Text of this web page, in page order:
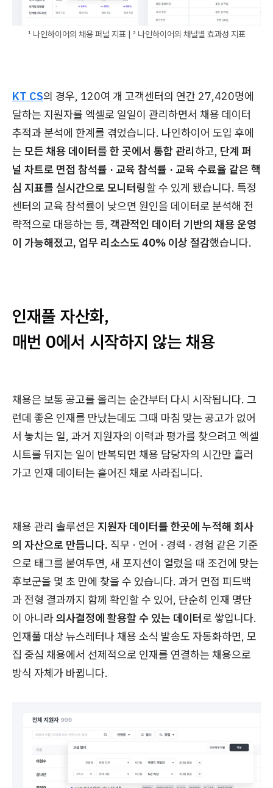
¹ 나인하이어의 채용 퍼널 지표 | ² 나인하이어의 채널별 효과성 지표
KT CS의 경우, 120여 개 고객센터의 연간 27,420명에
달하는 지원자를 엑셀로 일일이 관리하면서 채용 데이터
추적과 분석에 한계를 겪었습니다. 나인하이어 도입 후에
는 모든 채용 데이터를 한 곳에서 통합 관리하고, 단계 퍼
널 차트로 면접 참석률 · 교육 참석률 · 교육 수료율 같은 핵
심 지표를 실시간으로 모니터링할 수 있게 됐습니다. 특정
센터의 교육 참석률이 낮으면 원인을 데이터로 분석해 전
략적으로 대응하는 등, 객관적인 데이터 기반의 채용 운영
이 가능해졌고, 업무 리소스도 40% 이상 절감했습니다.
인재풀 자산화,
매번 0에서 시작하지 않는 채용
채용은 보통 공고를 올리는 순간부터 다시 시작됩니다. 그
런데 좋은 인재를 만났는데도 그때 마침 맞는 공고가 없어
서 놓치는 일, 과거 지원자의 이력과 평가를 찾으려고 엑셀
시트를 뒤지는 일이 반복되면 채용 담당자의 시간만 흘러
가고 인재 데이터는 흩어진 채로 사라집니다.
채용 관리 솔루션은 지원자 데이터를 한곳에 누적해 회사
의 자산으로 만듭니다. 직무 · 언어 · 경력 · 경험 같은 기준
으로 태그를 붙여두면, 새 포지션이 열렸을 때 조건에 맞는
후보군을 몇 초 만에 찾을 수 있습니다. 과거 면접 피드백
과 전형 결과까지 함께 확인할 수 있어, 단순히 인재 명단
이 아니라의사결정에 활용할 수 있는 데이터로 쌓입니다.
인재풀 대상 뉴스레터나 채용 소식 발송도 자동화하면, 모
집 중심 채용에서 선제적으로 인재를 연결하는 채용으로
방식 자체가 바뀝니다.